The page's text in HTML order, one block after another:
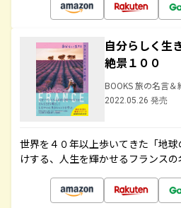
自分らしく生
絶景１００
BOOKS 旅の名言＆
2022.05.26 発売
世界を４０年以上歩いてきた「地
けする、人生を輝かせるフランス